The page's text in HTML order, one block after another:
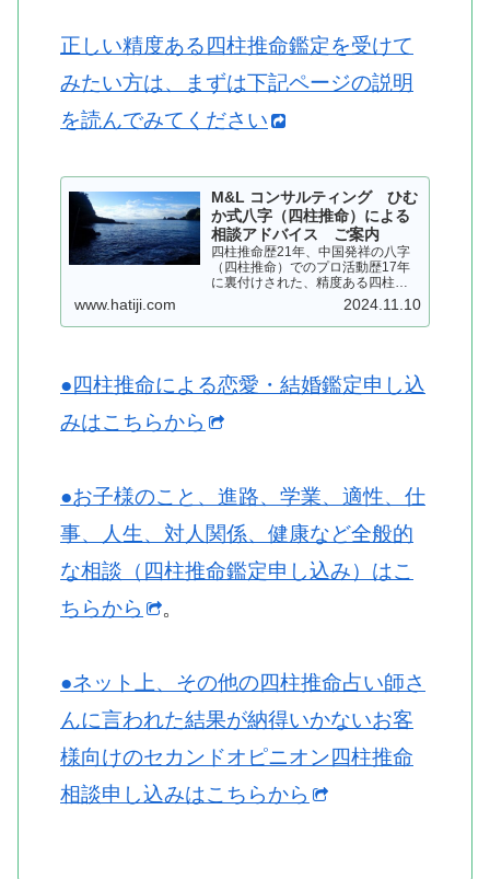
正しい精度ある四柱推命鑑定を受けて
みたい方は、まずは下記ページの説明
を読んでみてください
M&L コンサルティング ひむ
か式八字（四柱推命）による
相談アドバイス ご案内
四柱推命歴21年、中国発祥の八字
（四柱推命）でのプロ活動歴17年
に裏付けされた、精度ある四柱推
命を用いて、皆さまにアドバイス
いたします。個人情報は厳守いた
します…
www.hatiji.com 2024.11.10
●四柱推命による恋愛・結婚鑑定申し込
みはこちらから
●お子様のこと、進路、学業、適性、仕
事、人生、対人関係、健康など全般的
な相談（四柱推命鑑定申し込み）はこ
ちらから
。
●ネット上、その他の四柱推命占い師さ
んに言われた結果が納得いかないお客
様向けのセカンドオピニオン四柱推命
相談申し込みはこちらから